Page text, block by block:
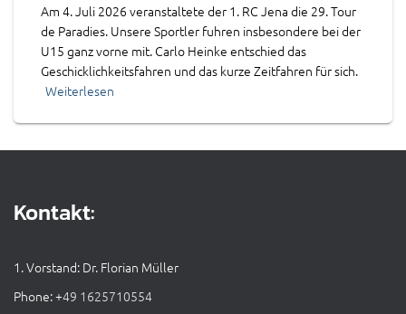
Am 4. Juli 2026 veranstaltete der 1. RC Jena die 29. Tour
de Paradies. Unsere Sportler fuhren insbesondere bei der
U15 ganz vorne mit. Carlo Heinke entschied das
Geschicklichkeitsfahren und das kurze Zeitfahren für sich.
Weiterlesen
Kontakt:
1. Vorstand: Dr. Florian Müller
Phone: +49 1625710554